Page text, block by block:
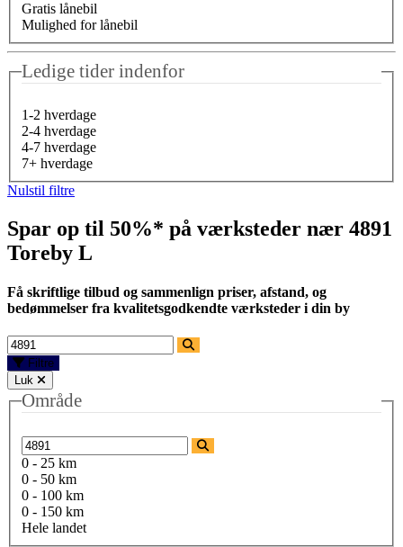
Gratis lånebil
Mulighed for lånebil
Ledige tider indenfor
1-2 hverdage
2-4 hverdage
4-7 hverdage
7+ hverdage
Nulstil filtre
Spar op til 50%* på værksteder nær 4891
Toreby L
Få skriftlige tilbud og sammenlign priser, afstand, og
bedømmelser fra kvalitetsgodkendte værksteder i din by
Filtre
Luk
Område
0 - 25 km
0 - 50 km
0 - 100 km
0 - 150 km
Hele landet